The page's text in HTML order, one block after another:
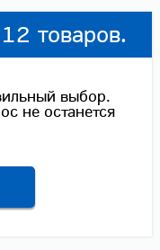
товаров.
выбор.
не останется